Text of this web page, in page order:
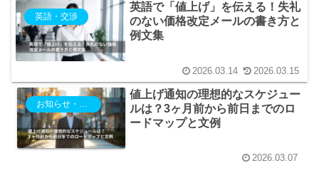
英語・交渉
英語で「値上げ」を伝える！失礼
のない価格改定メールの書き方と
例文集
2026.03.14 2026.03.15
値上げ通知の理想的なスケジュー
ルは？3ヶ月前から前日までのロ
ードマップと文例
2026.03.07